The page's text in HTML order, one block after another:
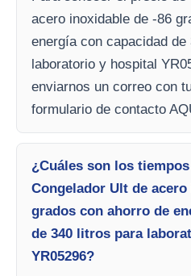
acero inoxidable de -86
energía con capacidad
laboratorio y hospital
enviarnos un correo con
formulario de contacto
¿Cuáles son los
Congelador Ult de
grados con ahorro de
de 340 litros para
YR05296?